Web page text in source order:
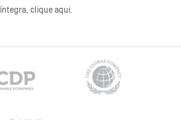
clique aqui.